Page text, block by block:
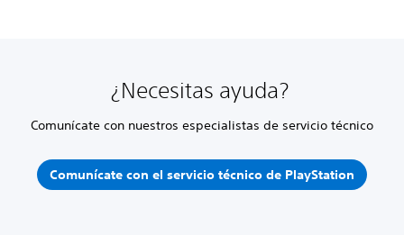
¿Necesitas ayuda?
Comunícate con nuestros especialistas de servicio técnico
Comunícate con el servicio técnico de PlayStation